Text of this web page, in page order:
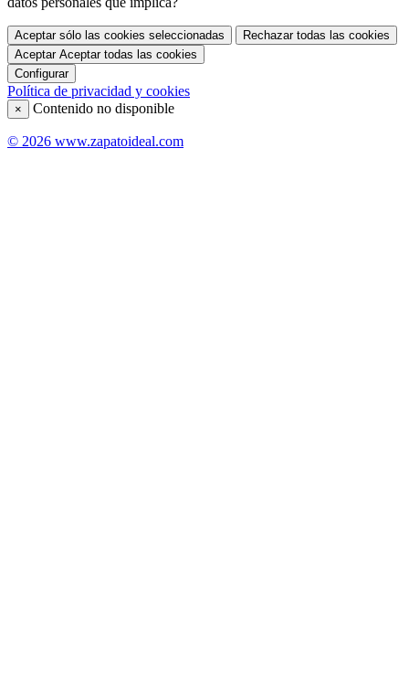
Aceptar sólo las cookies seleccionadas
Rechazar todas las cookies
Aceptar Aceptar todas las cookies
Configurar
Política de privacidad y cookies
× Contenido no disponible
© 2026 www.zapatoideal.com